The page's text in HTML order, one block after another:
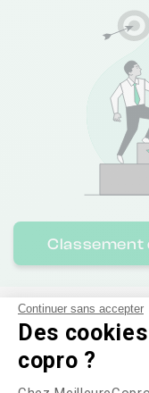
Continuer sans accepter
Des
copro ?
Plateforme
Classement
Tout
enThiais